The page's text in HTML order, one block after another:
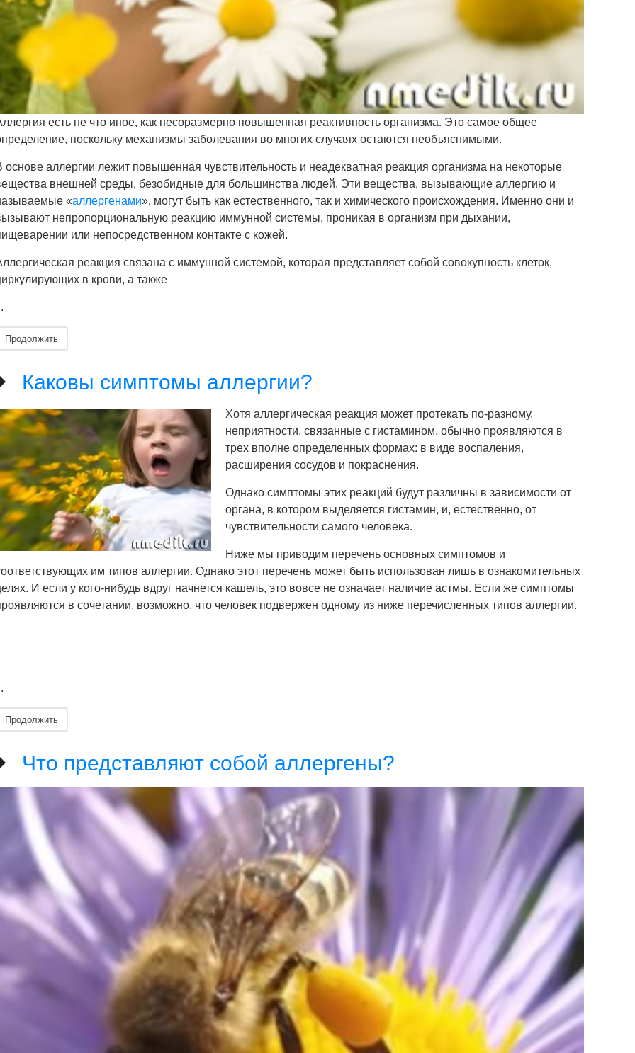
есть не что иное, как несоразмерно повышенная реактивность организма. Это самое общее
поскольку механизмы заболевания во многих случаях остаются необъяснимыми.
основе аллергии лежит повышенная чувствительность и неадекватная реакция организма на некоторые
внешней среды, безобидные для большинства людей. Эти вещества, вызывающие аллергию и
«аллергенами», могут быть как естественного, так и химического происхождения. Именно они и
непропорциональную реакцию иммунной системы, проникая в организм при дыхании,
или непосредственном контакте с кожей.
реакция связана с иммунной системой, которая представляет собой совокупность клеток,
в крови, а также
Продолжить
Каковы симптомы аллергии?
Хотя аллергическая реакция может протекать по-разному,
неприятности, связанные с гистамином, обычно проявляются в
трех вполне определенных формах: в виде воспаления,
расширения сосудов и покраснения.
Однако симптомы этих реакций будут различны в зависимости от
органа, в котором выделяется гистамин, и, естественно, от
чувствительности самого человека.
Ниже мы приводим перечень основных симптомов и
им типов аллергии. Однако этот перечень может быть использован лишь в ознакомительных
И если у кого-нибудь вдруг начнется кашель, это вовсе не означает наличие астмы. Если же симптомы
в сочетании, возможно, что человек подвержен одному из ниже перечисленных типов аллергии.
Продолжить
Что представляют собой аллергены?